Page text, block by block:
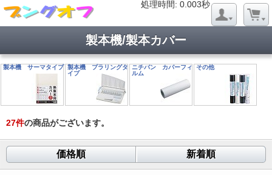
処理時間: 0.003秒
製本機/製本カバー
製本機 サーマタイプ 製本機 プラリングタ
イプ
ニチバン カバーフィ
ルム
その他
27件の商品がございます。
価格順 新着順
処理時間: 0.020秒